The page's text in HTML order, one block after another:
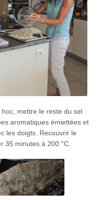
mettre le reste du sel
aromatiques émiettées et
les doigts. Recouvrir le
35 minutes à 200 °C.